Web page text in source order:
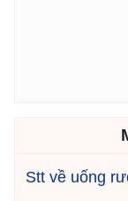
Stt về uống